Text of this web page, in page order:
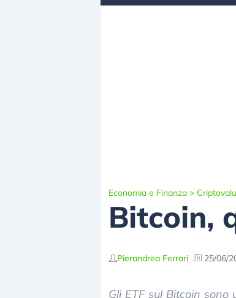
Economia e Finanza >
Bitcoin,
Pierandrea Ferrari 25/06/
Gli ETF sul Bitcoin